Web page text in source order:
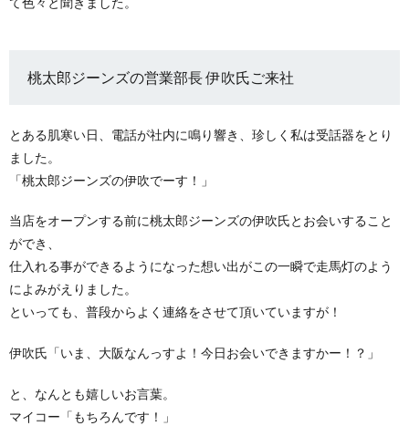
桃太郎ジーンズの営業部長 伊吹氏ご来社
とある肌寒い日、電話が社内に鳴り響き、珍しく私は受話器をとり
ました。
「桃太郎ジーンズの伊吹でーす！」
当店をオープンする前に桃太郎ジーンズの伊吹氏とお会いすること
ができ、
仕入れる事ができるようになった想い出がこの一瞬で走馬灯のよう
によみがえりました。
といっても、普段からよく連絡をさせて頂いていますが！
伊吹氏「いま、大阪なんっすよ！今日お会いできますかー！？」
と、なんとも嬉しいお言葉。
マイコー「もちろんです！」